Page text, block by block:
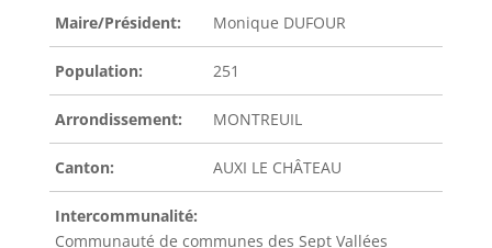
Maire/Président: Monique DUFOUR
Population: 251
Arrondissement: MONTREUIL
Canton: AUXI LE CHÂTEAU
Intercommunalité:
Communauté de communes des Sept Vallées